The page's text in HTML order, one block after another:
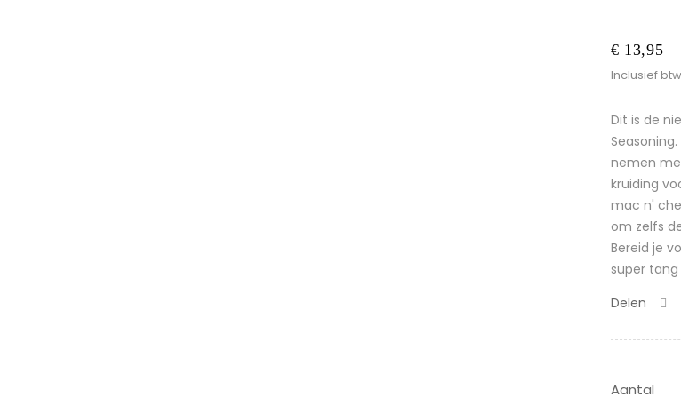
€ 13,95
Inclusief btw
Dit is de
nemen
kruiding
mac n'
om zelfs
Bereid je
super
Delen
Aantal